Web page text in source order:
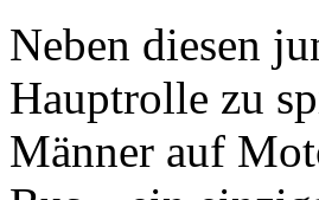
Neben diesen
Hauptrolle zu
Männer auf